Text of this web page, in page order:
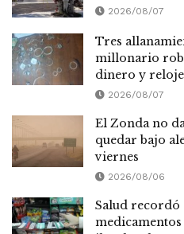
2026/08/07
Tres
millonario
dinero y
2026/08/07
El Zonda no
quedar bajo
viernes
2026/08/06
Salud recordó
medicamentos